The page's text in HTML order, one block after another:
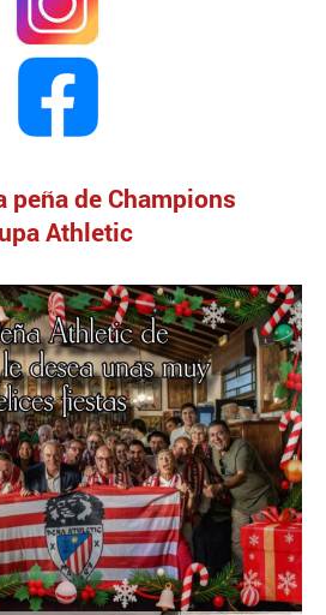
peña de Champions
Athletic